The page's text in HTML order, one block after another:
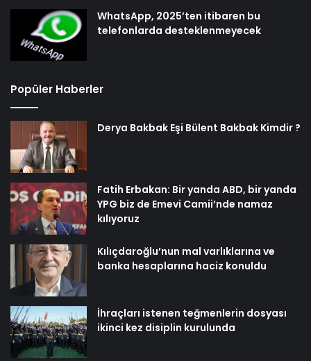
WhatsApp, 2025’ten itibaren bu
telefonlarda desteklenmeyecek
Popüler Haberler
Derya Bakbak Eşi Bülent Bakbak Kimdir ?
Fatih Erbakan: Bir yanda ABD, bir yanda
YPG biz de Emevi Camii’nde namaz
kılıyoruz
Kılıçdaroğlu’nun mal varlıklarına ve
banka hesaplarına haciz konuldu
İhraçları istenen teğmenlerin dosyası
ikinci kez disiplin kurulunda